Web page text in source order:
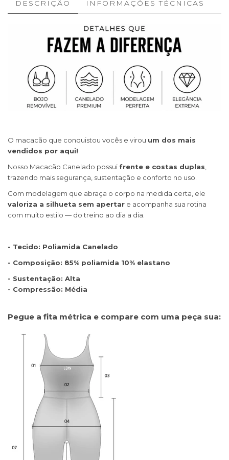
DESCRIÇÃO INFORMAÇÕES TÉCNICAS
O macacão que conquistou vocês e virou um dos mais
vendidos por aqui!
Nosso Macacão Canelado possui frente e costas duplas
trazendo mais segurança, sustentação e conforto no uso.
Com modelagem que abraça o corpo na medida certa, ele
valoriza a silhueta sem apertar e acompanha sua rotina
com muito estilo — do treino ao dia a dia.
- Tecido: Poliamida Canelado
- Composição: 85% poliamida 10% elastano
- Sustentação: Alta
- Compressão: Média
Pegue a fita métrica e compare com uma peça sua: